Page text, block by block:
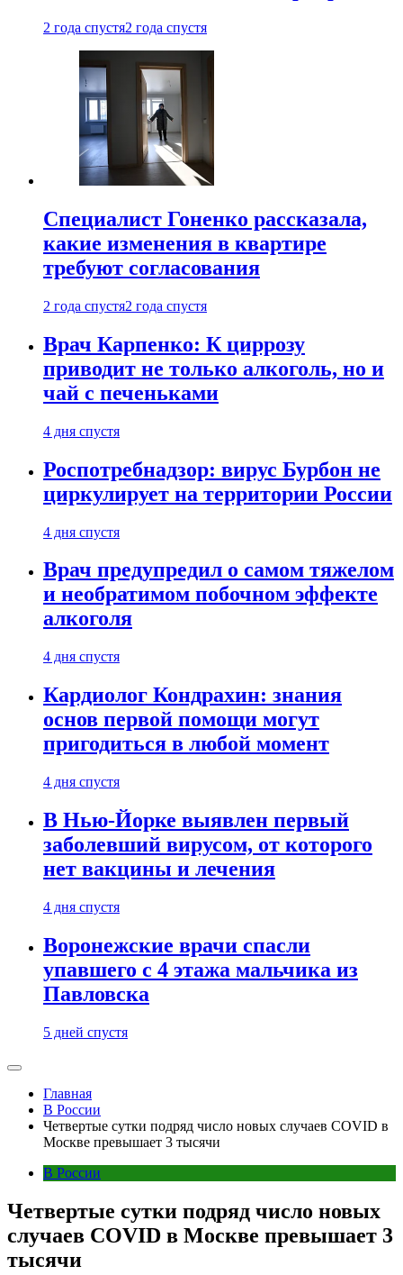
2 года спустя2 года спустя
Специалист Гоненко рассказала,
какие изменения в квартире
требуют согласования
2 года спустя2 года спустя
Врач Карпенко: К циррозу
приводит не только алкоголь, но и
чай с печеньками
4 дня спустя
Роспотребнадзор: вирус Бурбон не
циркулирует на территории России
4 дня спустя
Врач предупредил о самом тяжелом
и необратимом побочном эффекте
алкоголя
4 дня спустя
Кардиолог Кондрахин: знания
основ первой помощи могут
пригодиться в любой момент
4 дня спустя
В Нью-Йорке выявлен первый
заболевший вирусом, от которого
нет вакцины и лечения
4 дня спустя
Воронежские врачи спасли
упавшего с 4 этажа мальчика из
Павловска
5 дней спустя
Главная
В России
Четвертые сутки подряд число новых случаев COVID в
Москве превышает 3 тысячи
В России
Четвертые сутки подряд число новых
случаев COVID в Москве превышает 3
тысячи